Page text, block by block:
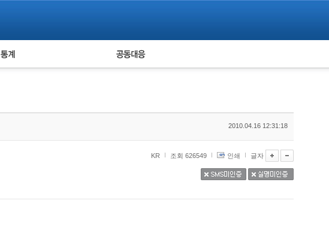
누적 피해사례 통계 피해자 공동대응
2010.04.16 12:31:18
KR 조회 626549 인쇄 글자